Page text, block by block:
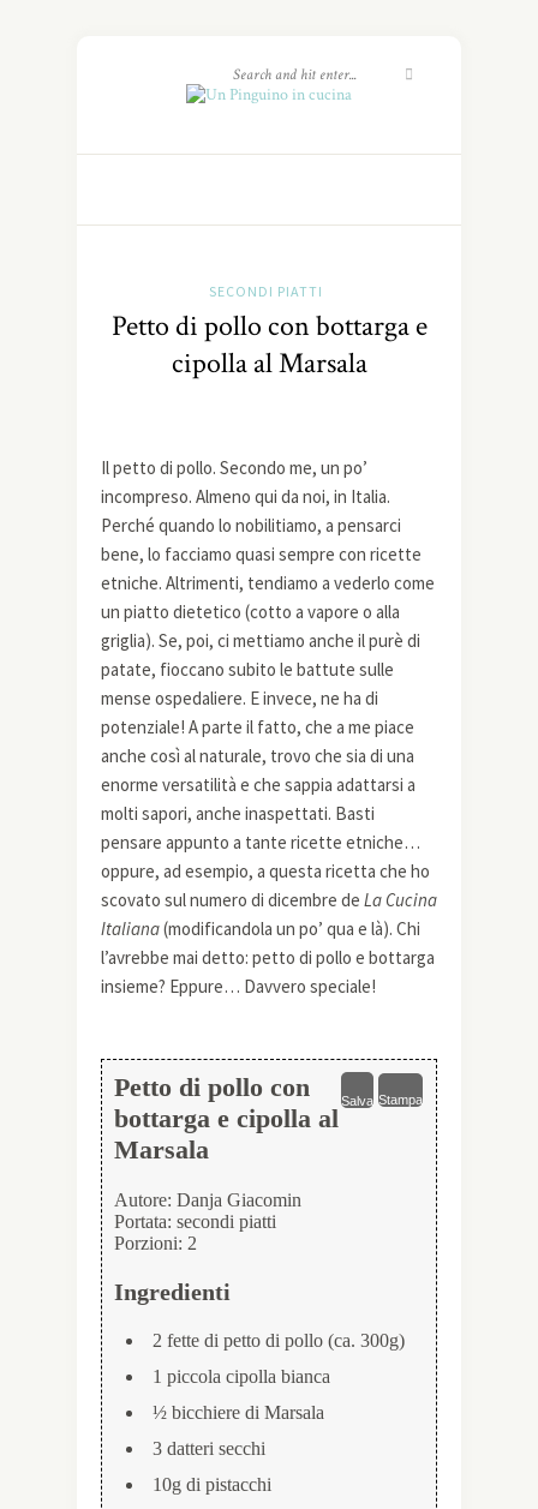
SECONDI PIATTI
Petto di pollo con bottarga e
cipolla al Marsala
Il petto di pollo. Secondo me, un po’
incompreso. Almeno qui da noi, in Italia.
Perché quando lo nobilitiamo, a pensarci
bene, lo facciamo quasi sempre con ricette
etniche. Altrimenti, tendiamo a vederlo come
un piatto dietetico (cotto a vapore o alla
griglia). Se, poi, ci mettiamo anche il purè di
patate, fioccano subito le battute sulle
mense ospedaliere. E invece, ne ha di
potenziale! A parte il fatto, che a me piace
anche così al naturale, trovo che sia di una
enorme versatilità e che sappia adattarsi a
molti sapori, anche inaspettati. Basti
pensare appunto a tante ricette etniche…
oppure, ad esempio, a questa ricetta che ho
scovato sul numero di dicembre de La Cucina
Italiana(modificandola un po’ qua e là). Chi
l’avrebbe mai detto: petto di pollo e bottarga
insieme? Eppure… Davvero speciale!
Salva Stampa
Petto di pollo con
bottarga e cipolla al
Marsala
Autore: Danja Giacomin
Portata: secondi piatti
Porzioni: 2
Ingredienti
2 fette di petto di pollo (ca. 300g)
1 piccola cipolla bianca
½ bicchiere di Marsala
3 datteri secchi
10g di pistacchi